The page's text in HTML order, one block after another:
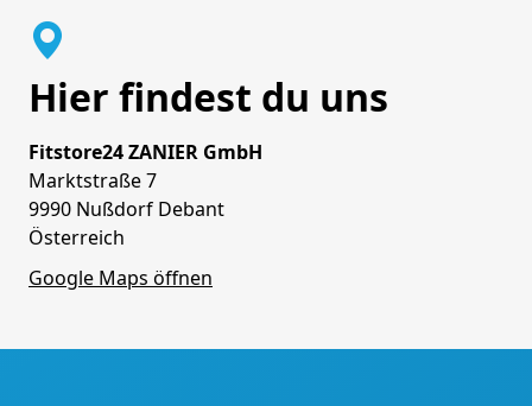
Hier findest du uns
Fitstore24 ZANIER GmbH
Marktstraße 7
9990 Nußdorf Debant
Österreich
Google Maps öffnen